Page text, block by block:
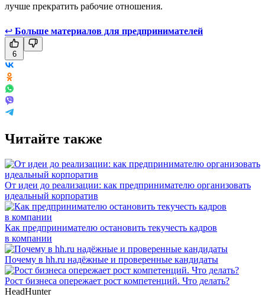
лучше прекратить рабочие отношения.
↩ Больше материалов для предпринимателей
6
Читайте также
От идеи до реализации: как предпринимателю организовать
идеальный корпоратив
Как предпринимателю остановить текучесть кадров
в компании
Почему в hh.ru надёжные и проверенные кандидаты
Рост бизнеса опережает рост компетенций. Что делать?
HeadHunter